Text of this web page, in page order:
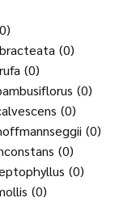
(0)
(0)
(0)
(0)
(0)
(0)
(0)
(0)